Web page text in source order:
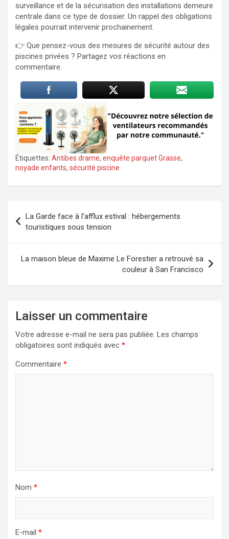
surveillance et de la sécurisation des installations demeure
centrale dans ce type de dossier. Un rappel des obligations
légales pourrait intervenir prochainement.
👉 Que pensez-vous des mesures de sécurité autour des
piscines privées ? Partagez vos réactions en
commentaire.
Étiquettes: Antibes drame, enquête parquet Grasse,
noyade enfants, sécurité piscine
de
l’article
La Garde face à l’afflux estival : hébergements
touristiques sous tension
La maison bleue de Maxime Le Forestier a retrouvé sa
couleur à San Francisco
Laisser un commentaire
Votre adresse e-mail ne sera pas publiée. Les champs
obligatoires sont indiqués avec *
Commentaire *
Nom *
E-mail *